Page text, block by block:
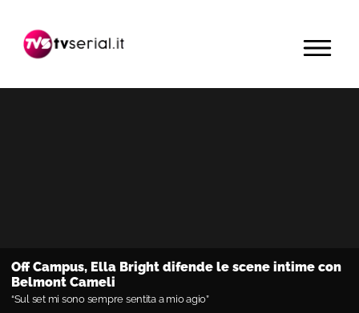
navigazione
contenuto
barra
primaria
MENU
Off Campus, Ella Bright difende le scene intime con
Belmont Cameli
“Sul set mi sono sempre sentita a mio agio”